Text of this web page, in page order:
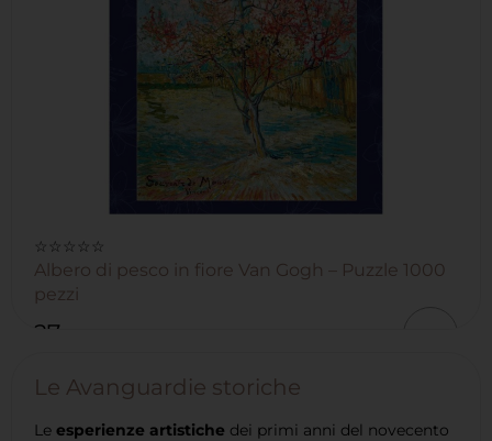
☆☆☆☆☆
Albero di pesco in fiore Van Gogh – Puzzle 1000
pezzi
27
Le Avanguardie storiche
Le esperienze artistiche dei primi anni del novecento